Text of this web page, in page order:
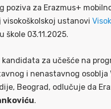
za Erazmus+
visokoškolskoj ustanovi
škole 03.11.2025.
za učešće na
i nenastavnog osoblja
Beograd, odlučuje da
.